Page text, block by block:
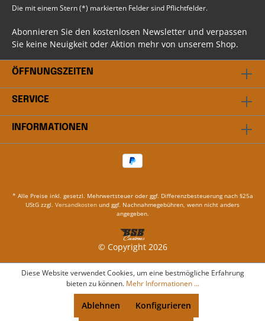
Die mit einem Stern (*) markierten Felder sind Pflichtfelder.
Abonnieren Sie den kostenlosen Newsletter und verpassen
Sie keine Neuigkeit oder Aktion mehr von unserem Shop.
ÖFFNUNGSZEITEN
SERVICE
INFORMATIONEN
* Alle Preise inkl. gesetzl. Mehrwertsteuer oder ggf. Differenzbesteuerung nach §25a
UStG zzgl. Versandkosten und ggf. Nachnahmegebühren, wenn nicht anders
angegeben.
© Copyright 2026
Diese Website verwendet Cookies, um eine bestmögliche Erfahrung
bieten zu können. Mehr Informationen ...
Ablehnen Konfigurieren